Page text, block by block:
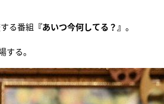
る番組 『あいつ今何してる？』 。
る。